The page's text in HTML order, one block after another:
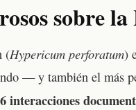
sobre
(Hypericum perforatum)
— y también el más
interacciones